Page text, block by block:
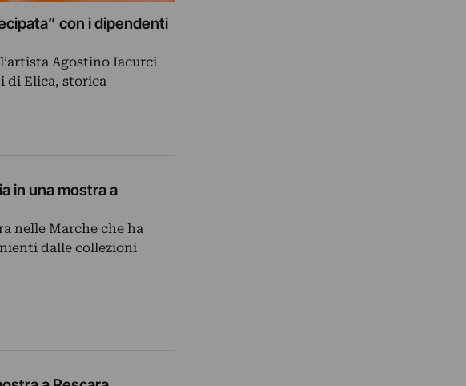
con i dipendenti
Agostino Iacurci
di Elica, storica
in una mostra a
nelle Marche che ha
dalle collezioni